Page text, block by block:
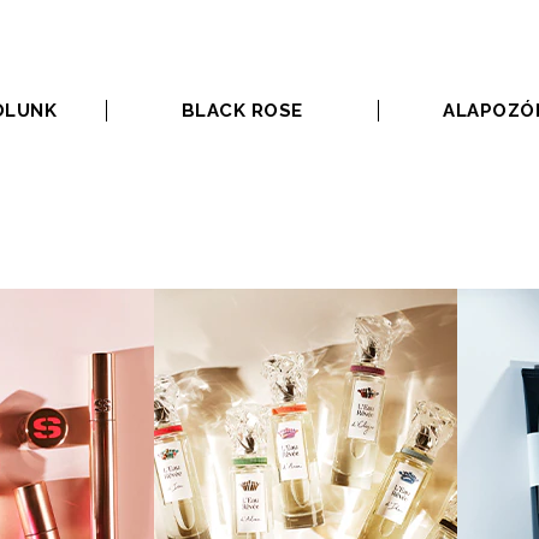
BLACK ROSE